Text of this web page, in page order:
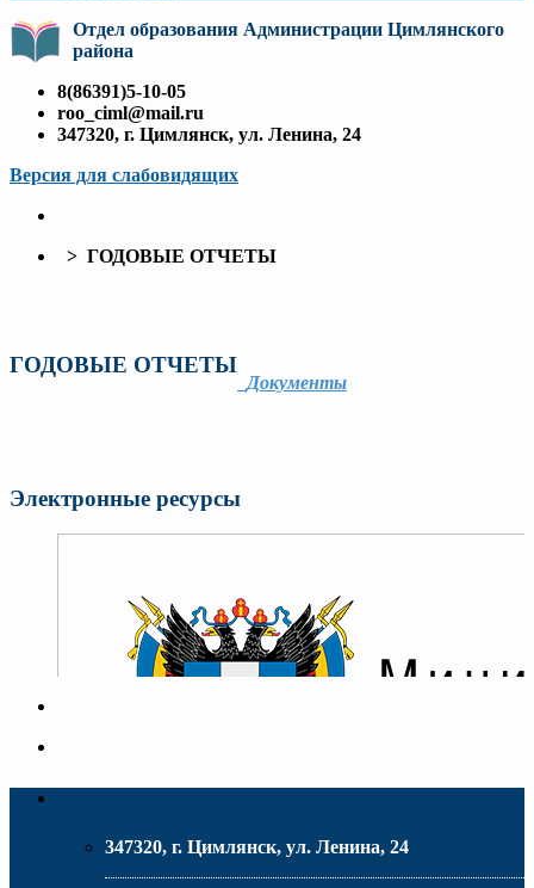
Отдел образования Администрации Цимлянского
района
8(86391)5-10-05
roo_ciml@mail.ru
347320, г. Цимлянск, ул. Ленина, 24
Версия для слабовидящих
> ГОДОВЫЕ ОТЧЕТЫ
ГОДОВЫЕ ОТЧЕТЫ
Документы
Электронные ресурсы
347320, г. Цимлянск, ул. Ленина, 24